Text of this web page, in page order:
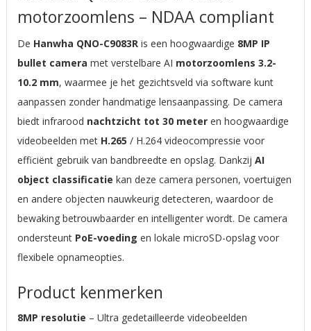
motorzoomlens – NDAA compliant
De Hanwha QNO-C9083Ris een hoogwaardige 8MP IP
bullet camera met verstelbare AI motorzoomlens 3.2-
10.2 mm, waarmee je het gezichtsveld via software kunt
aanpassen zonder handmatige lensaanpassing. De camera
biedt infrarood nachtzicht tot 30 meteren hoogwaardige
videobeelden met H.265 / H.264 videocompressie voor
efficiënt gebruik van bandbreedte en opslag. Dankzij AI
object classificatie kan deze camera personen, voertuigen
en andere objecten nauwkeurig detecteren, waardoor de
bewaking betrouwbaarder en intelligenter wordt. De camera
ondersteunt PoE-voeding en lokale microSD-opslag voor
flexibele opnameopties.
Product kenmerken
8MP resolutie – Ultra gedetailleerde videobeelden